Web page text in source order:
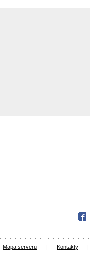
Mapa serveru | Kontakty |